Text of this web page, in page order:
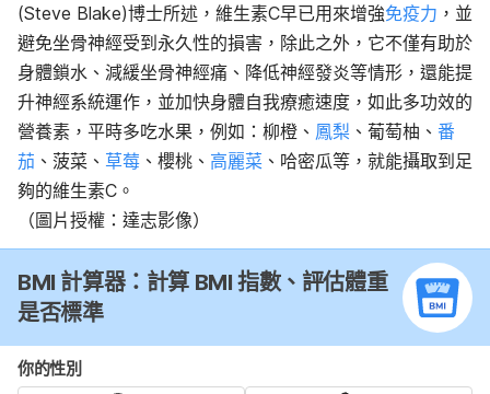
(Steve Blake)博士所述，維生素C早已用來增強免疫力 ，並
避免坐骨神經受到永久性的損害，除此之外，它不僅有助於
身體鎖水、減緩坐骨神經痛、降低神經發炎等情形，還能提
升神經系統運作，並加快身體自我療癒速度，如此多功效的
營養素，平時多吃水果，例如：柳橙、 鳳梨 、葡萄柚、 番
茄 、菠菜、 草莓 、櫻桃、 高麗菜 、哈密瓜等，就能攝取到足
夠的維生素C。
（圖片授權：達志影像）
BMI 計算器：計算 BMI 指數、評估體重
是否標準
你的性別